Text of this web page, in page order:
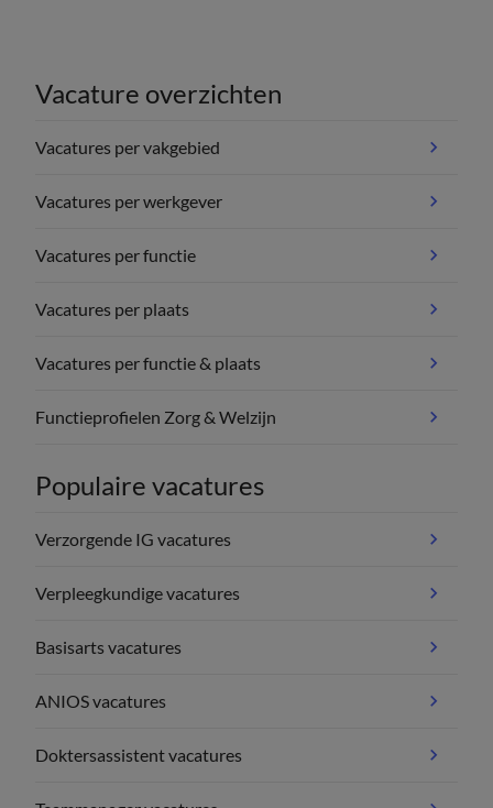
Vacature overzichten
Vacatures per vakgebied
Vacatures per werkgever
Vacatures per functie
Vacatures per plaats
Vacatures per functie & plaats
Functieprofielen Zorg & Welzijn
Populaire vacatures
Verzorgende IG vacatures
Verpleegkundige vacatures
Basisarts vacatures
ANIOS vacatures
Doktersassistent vacatures